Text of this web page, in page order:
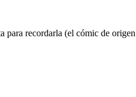
recordarla (el cómic de